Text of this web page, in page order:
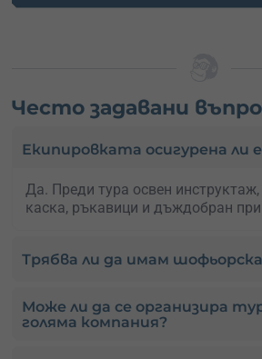
Често задавани
Екипировката осигурена ли
Да. Преди тура освен
каска, ръкавици и дъждобран
Трябва ли да имам
Може ли да се организира
голяма компания?